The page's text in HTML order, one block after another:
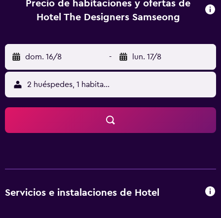
de la propiedad está Plate Plate , que es un lugar
establecimiento. Esta propiedad goza de la ubicación
ideal para descubrir Seúl, con lugares de interés turístico
como COEX Mall, COEX Convention & Exhibition Center y
COEX Aquarium, ubicados a tan solo un breve paseo.
Bongeunsa y Seonjeongneung están a un breve trayecto
andando.
Precio de habitaciones y ofertas de
Hotel The Designers Samseong
dom. 16/8 - lun. 17/8
2 huéspedes, 1 habitación
Servicios e instalaciones de Hotel